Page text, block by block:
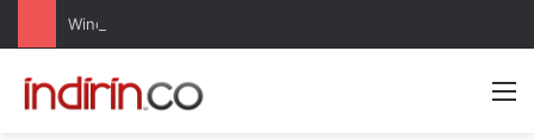
Windows 10 Pro indir – Türkçe – Güncel 2025